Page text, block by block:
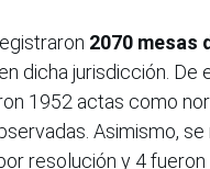
2070 mesas
en dicha jurisdicción. De
1952 actas como
Asimismo,
resolución y 4